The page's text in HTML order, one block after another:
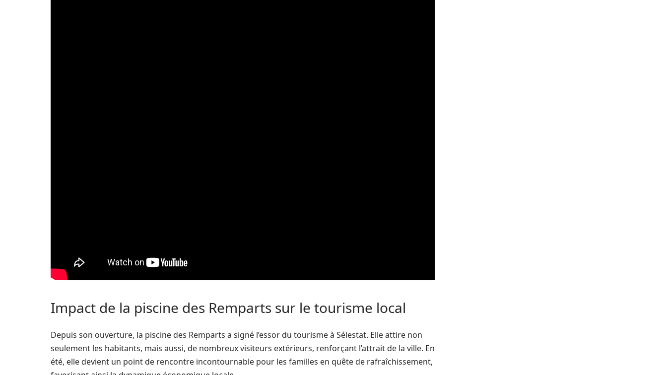
Impact de la piscine des Remparts sur le tourisme local
Depuis son ouverture, la piscine des Remparts a signé l’essor du tourisme à Sélestat. Elle attire non
seulement les habitants, mais aussi, de nombreux visiteurs extérieurs, renforçant l’attrait de la ville. En
été, elle devient un point de rencontre incontournable pour les familles en quête de rafraîchissement,